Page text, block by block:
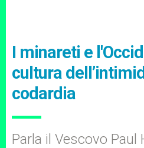
I minareti e
cultura
codardia
Parla il Vescovo Paul